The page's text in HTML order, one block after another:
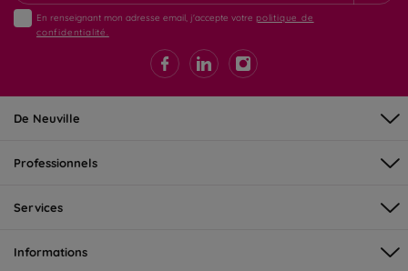
En renseignant mon adresse email, j'accepte votre politique de
confidentialité.
De Neuville
Professionnels
Services
Informations